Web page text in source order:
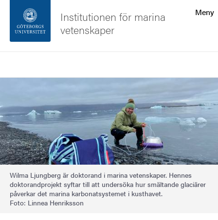
Sidfoten
Meny
Institutionen för marina
vetenskaper
Bild
Wilma Ljungberg är doktorand i marina vetenskaper. Hennes
doktorandprojekt syftar till att undersöka hur smältande glaciärer
påverkar det marina karbonatsystemet i kusthavet.
Foto: Linnea Henriksson